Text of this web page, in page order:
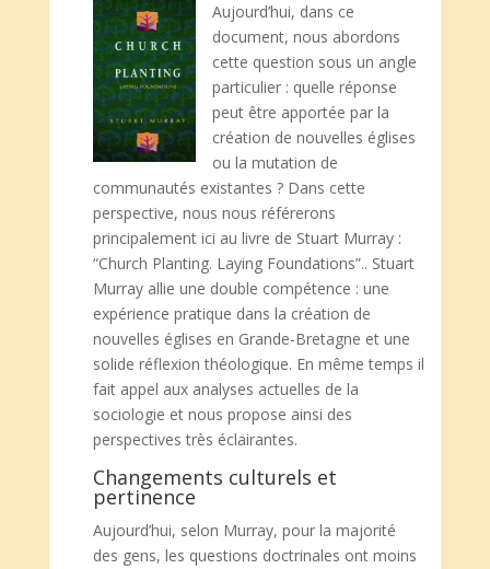
Aujourd’hui, dans ce
document, nous abordons
cette question sous un angle
particulier : quelle réponse
peut être apportée par la
création de nouvelles églises
ou la mutation de
communautés existantes ? Dans cette
perspective, nous nous référerons
principalement ici au livre de Stuart Murray :
“Church Planting. Laying Foundations”.. Stuart
Murray allie une double compétence : une
expérience pratique dans la création de
nouvelles églises en Grande-Bretagne et une
solide réflexion théologique. En même temps il
fait appel aux analyses actuelles de la
sociologie et nous propose ainsi des
perspectives très éclairantes.
Changements culturels et
pertinence
Aujourd’hui, selon Murray, pour la majorité
des gens, les questions doctrinales ont moins